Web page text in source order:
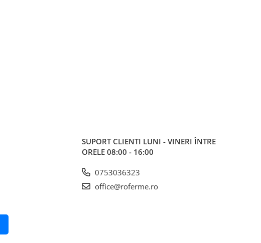
SUPORT CLIENTI LUNI - VINERI ÎNTRE
ORELE 08:00 - 16:00
0753036323
office@roferme.ro